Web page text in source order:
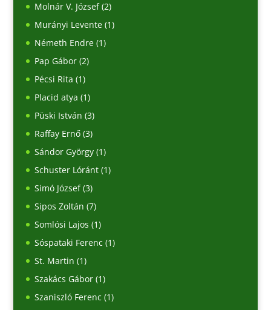
Molnár V. József(2)
Murányi Levente(1)
Németh Endre(1)
Pap Gábor(2)
Pécsi Rita (1)
Placid atya (1)
Püski István (3)
Raffay Ernő(3)
Sándor György(1)
Schuster Lóránt(1)
Simó József(3)
Sipos Zoltán (7)
Somlósi Lajos (1)
Sóspataki Ferenc (1)
St. Martin (1)
Szakács Gábor(1)
Szaniszló Ferenc (1)